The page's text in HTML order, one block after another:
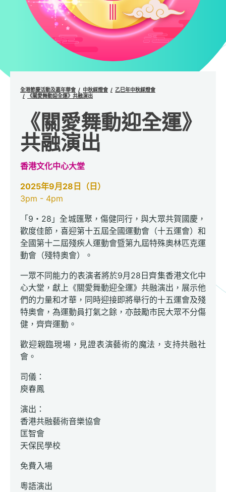
全港節慶活動及嘉年華會 中秋綵燈會
乙巳年中秋綵燈會
《關愛舞動迎全運》共融演出
《關愛舞動迎全運》
共融演出
香港文化中心大堂
2025年9月28日（日）
3pm - 4pm
「9・28」全城匯聚，傷健同行，與大眾共賀國慶，
歡度佳節，喜迎第十五屆全國運動會（十五運會）和
全國第十二屆殘疾人運動會暨第九屆特殊奧林匹克運
動會（殘特奧會）。
一眾不同能力的表演者將於9月28日齊集香港文化中
心大堂，獻上《關愛舞動迎全運》共融演出，展示他
們的力量和才華，同時迎接即將舉行的十五運會及殘
特奧會，為運動員打氣之餘，亦鼓勵市民大眾不分傷
健，齊齊運動。
歡迎親臨現場，見證表演藝術的魔法，支持共融社
會。
司儀：
庾春鳳
演出：
香港共融藝術音樂協會
匡智會
天保民學校
免費入場
粵語演出